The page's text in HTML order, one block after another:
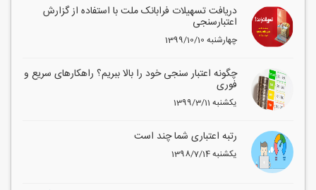
دریافت تسهیلات فرابانک ملت با استفاده از گزارش
اعتبارسنجی
1399/10/10 چهارشنبه
چگونه اعتبار سنجی خود را بالا ببریم؟ راهکارهای سریع و
فوری
1399/3/11 یکشنبه
رتبه اعتباری شما چند است
1398/7/14 یکشنبه